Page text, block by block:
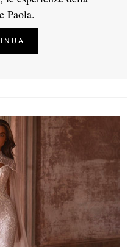
Paola.